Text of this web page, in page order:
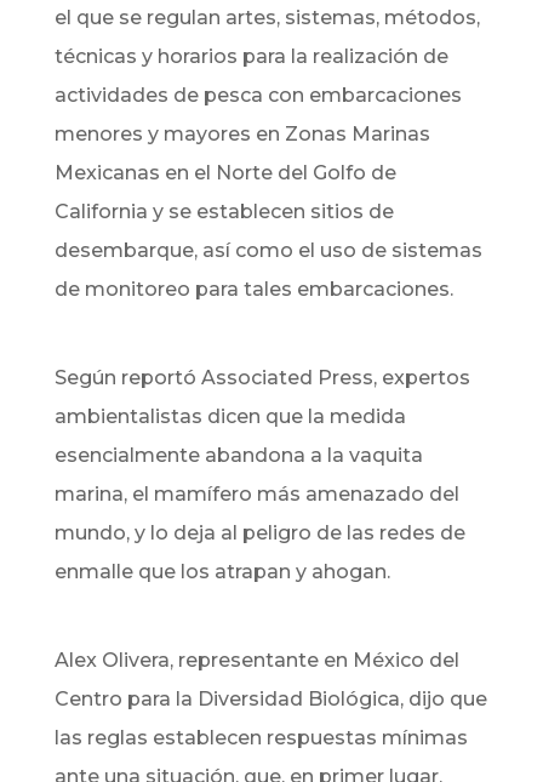
el que se regulan artes, sistemas, métodos,
técnicas y horarios para la realización de
actividades de pesca con embarcaciones
menores y mayores en Zonas Marinas
Mexicanas en el Norte del Golfo de
California y se establecen sitios de
desembarque, así como el uso de sistemas
de monitoreo para tales embarcaciones.
Según reportó Associated Press, expertos
ambientalistas dicen que la medida
esencialmente abandona a la vaquita
marina, el mamífero más amenazado del
mundo, y lo deja al peligro de las redes de
enmalle que los atrapan y ahogan.
Alex Olivera, representante en México del
Centro para la Diversidad Biológica, dijo que
las reglas establecen respuestas mínimas
ante una situación, que, en primer lugar,